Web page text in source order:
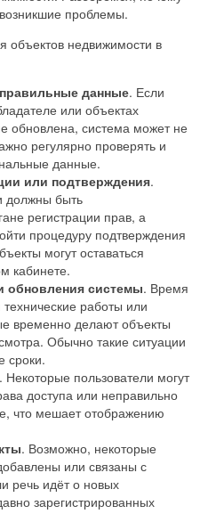
проблемы.
объектов недвижимости в
данные. Если
или объектах
обновлена, система может не
регулярно проверять и
данные.
или подтверждения.
должны быть
регистрации прав, а
процедуру подтверждения
могут оставаться
кабинете.
обновления системы. Время
работы или
временно делают объекты
Обычно такие ситуации
сроки.
. Некоторые пользователи могут
доступа или неправильно
что мешает отображению
. Возможно, некоторые
или связаны с
речь идёт о новых
зарегистрированных